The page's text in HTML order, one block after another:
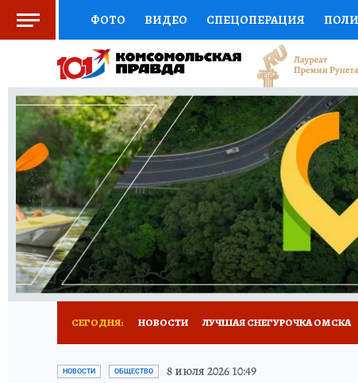
ФОТО ВИДЕО СПЕЦОПЕРАЦИЯ
СОЦПОДДЕРЖКА НАУКА СПОРТ
ВЫБОР ЭКСПЕРТОВ ДОКТОР ФИНАНСЫ
КНИЖНАЯ ПОЛКА ПРОГНОЗЫ НА СПОРТ
ПРЕСС-ЦЕНТР НЕДВИЖИМОСТЬ
РАДИО КП РЕКЛАМА ТЕСТЫ НОВОЕ
СЕГОДНЯ: НОВОСТИ ЛУЧШАЯ СНЕГУРОЧКА ОМСКА
ПРОИСШЕСТВИЯ АФИША
НОВОСТИ ОБЩЕСТВО 8 июля 2026 10:49